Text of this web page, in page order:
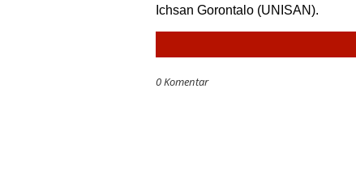
Ichsan Gorontalo (UNISAN).
0 Komentar